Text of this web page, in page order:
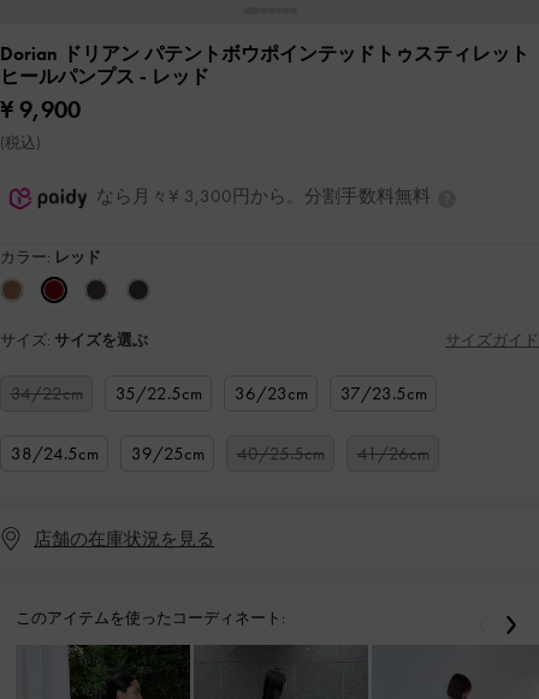
Dorian ドリアン パテントボウポインテッドトゥスティレット
ヒールパンプス - レッド
¥ 9,900
(税込)
なら月々¥ 3,300円から。分割手数料無料
カラー: レッド
サイズ: サイズを選ぶ サイズガイド
34/22cm 35/22.5cm 36/23cm 37/23.5cm
38/24.5cm 39/25cm 40/25.5cm 41/26cm
店舗の在庫状況を見る
このアイテムを使ったコーディネート: 戻る